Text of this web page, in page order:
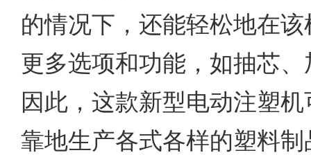
的情况下，还能轻松地在
更多选项和功能，如抽芯
因此，这款新型电动注塑
靠地生产各式各样的塑料制